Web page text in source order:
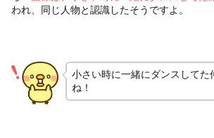
われ、同じ人物と認識したそうですよ。
小さい時に一緒にダンスしてた
ね！